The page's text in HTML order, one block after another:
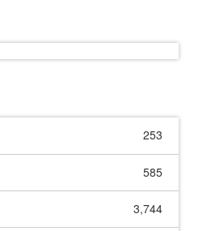
253
585
3,744